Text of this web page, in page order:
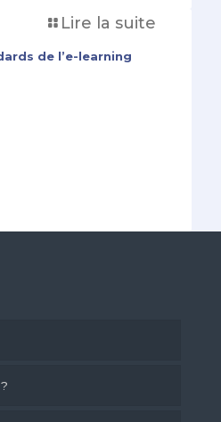
de l’e-learning
Lire la suite